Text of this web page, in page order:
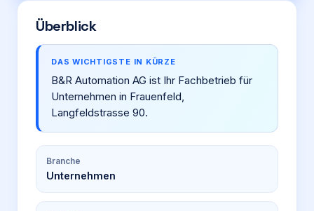
Überblick
DAS WICHTIGSTE IN KÜRZE
B&R Automation AG ist Ihr Fachbetrieb für
Unternehmen in Frauenfeld,
Langfeldstrasse 90.
Branche
Unternehmen